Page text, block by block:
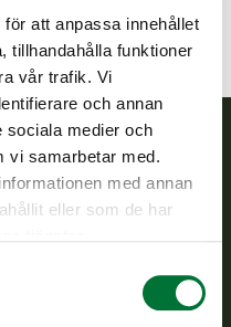
att anpassa innehållet
tillhandahålla funktioner
vår trafik. Vi
och annan
sociala medier och
vi samarbetar med.
med annan
eller som de har
förvaltningsuppgifter